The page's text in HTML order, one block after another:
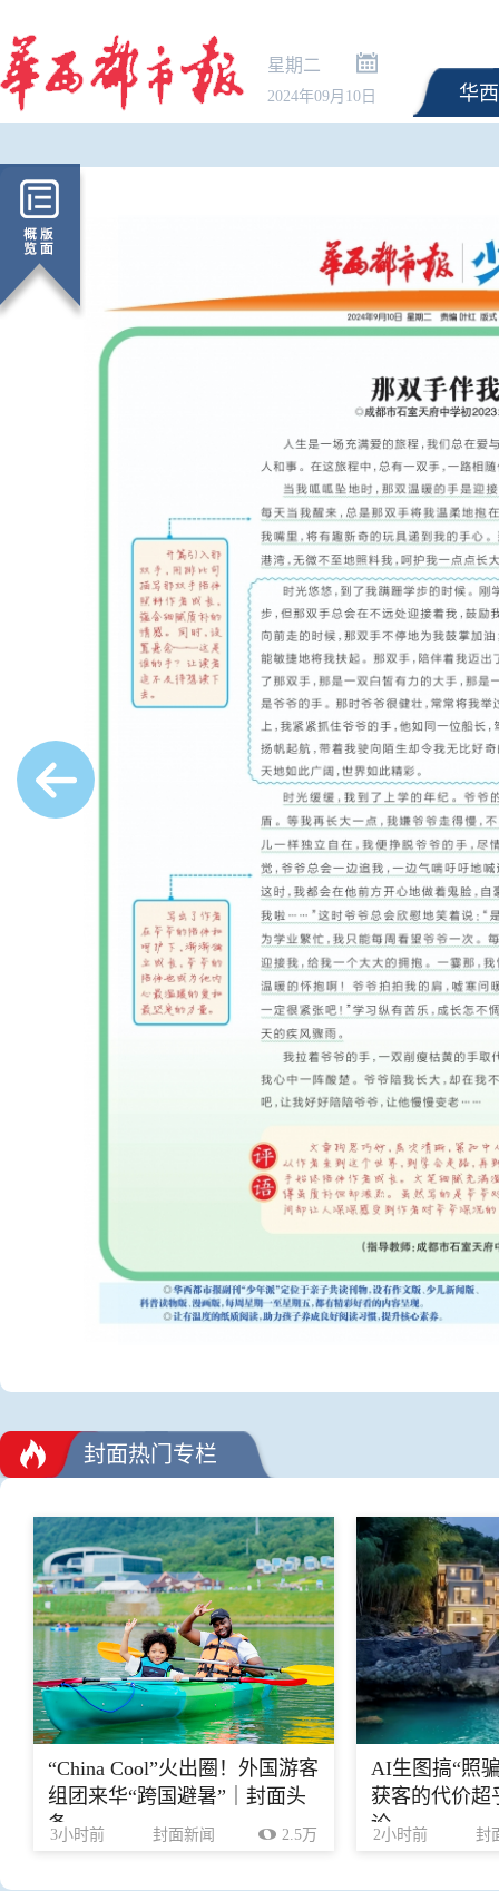
星期二
2024年09月10日 华
《民用航空发展“十五五
印发
封面热门专栏
“China Cool”火出圈！外国游客
组团来华“跨国避暑”｜封面头
条
3小时前 封面新闻 2.5万
AI生图搞“照
获客的代价超
论
2小时前 封